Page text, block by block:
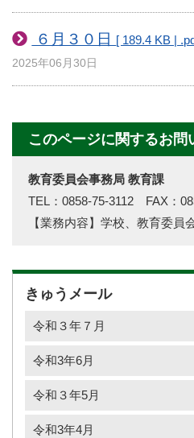
６月３０日 [ 189.4 KB |
2025年06月30日
このページに関するお問
教育委員会事務局 教育課
TEL：0858-75-3112 FAX：
【業務内容】学校、教育委員
きゅうメール
令和３年７月
令和3年6月
令和３年5月
令和3年4月